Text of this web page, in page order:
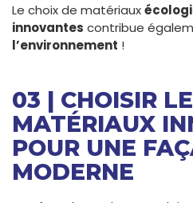
Le choix de matériaux
innovantes contribue
l’environnement !
03 | CHOISIR
MATÉRIAUX
POUR UNE
MODERNE